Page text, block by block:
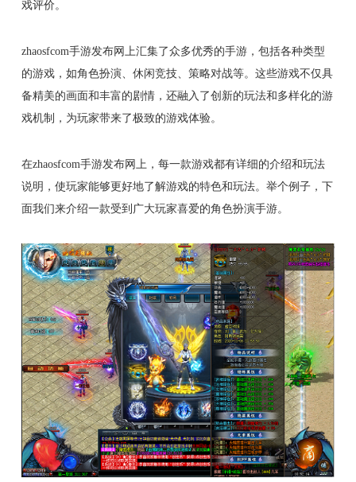
戏评价。
zhaosfcom手游发布网上汇集了众多优秀的手游，包括各种类型
的游戏，如角色扮演、休闲竞技、策略对战等。这些游戏不仅具
备精美的画面和丰富的剧情，还融入了创新的玩法和多样化的游
戏机制，为玩家带来了极致的游戏体验。
在zhaosfcom手游发布网上，每一款游戏都有详细的介绍和玩法
说明，使玩家能够更好地了解游戏的特色和玩法。举个例子，下
面我们来介绍一款受到广大玩家喜爱的角色扮演手游。